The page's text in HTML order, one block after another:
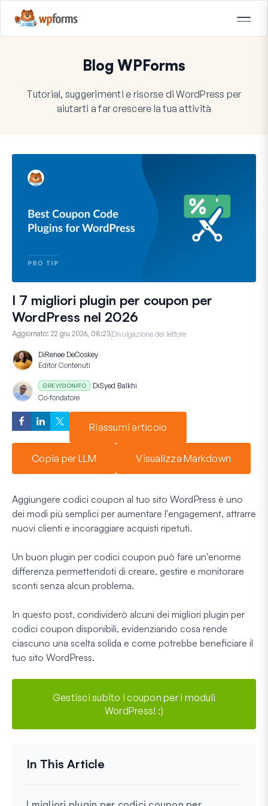
Blog WPForms
Tutorial, suggerimenti e risorse di WordPress per
aiutarti a far crescere la tua attività
I 7 migliori plugin per coupon per
WordPress nel 2026
Aggiornato: 22 giu 2026, 08:23 Divulgazione del lettore
DiRenee DeCoskey
Editor Contenuti
REVISIONATO DiSyed Balkhi
Co-fondatore
Riassumi articolo
Copia per LLM Visualizza Markdown
Aggiungere codici coupon al tuo sito WordPress è uno
dei modi più semplici per aumentare l'engagement, attrarre
nuovi clienti e incoraggiare acquisti ripetuti.
Un buon plugin per codici coupon può fare un'enorme
differenza permettendoti di creare, gestire e monitorare
sconti senza alcun problema.
In questo post, condividerò alcuni dei migliori plugin per
codici coupon disponibili, evidenziando cosa rende
ciascuno una scelta solida e come potrebbe beneficiare il
tuo sito WordPress.
Gestisci subito i coupon per i moduli
WordPress! :)